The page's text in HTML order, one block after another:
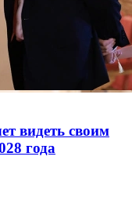
видеть своим
года